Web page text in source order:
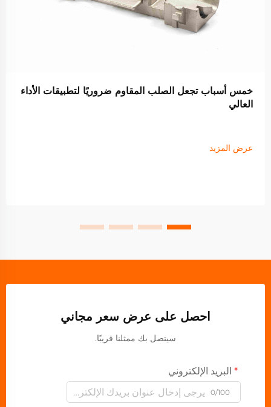
خمس أسباب تجعل الصلب المقاوم ضروريًا لتطبيقات الأداء
العالي
عرض المزيد
احصل على عرض سعر مجاني
سيتصل بك ممثلنا قريبًا.
البريد الإلكتروني
0/100